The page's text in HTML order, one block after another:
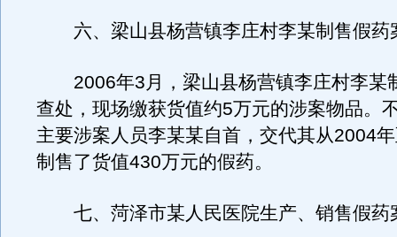
六、梁山县杨营镇李庄村李某制售假药
2006年3月，梁山县杨营镇李庄村李某
查处，现场缴获货值约5万元的涉案物品。
主要涉案人员李某某自首，交代其从2004
制售了货值430万元的假药。
七、菏泽市某人民医院生产、销售假药